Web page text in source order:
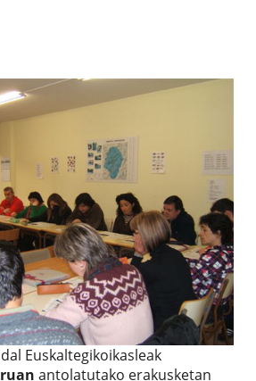
Euskaltegikoikasleak
antolatutako erakusketan